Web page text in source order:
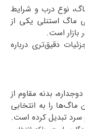
نوع درب و شرایط
ماگ استنلی یکی از
بازار است.
دقیق‌تری درباره
بدنه مقاوم از
این ماگ‌ها را به انتخابی
سرد تبدیل کرده است.